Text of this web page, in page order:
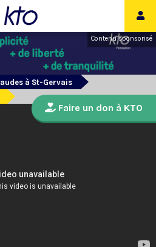
Contenu sponsorisé
à St-Gervais
Faire un don à KTO